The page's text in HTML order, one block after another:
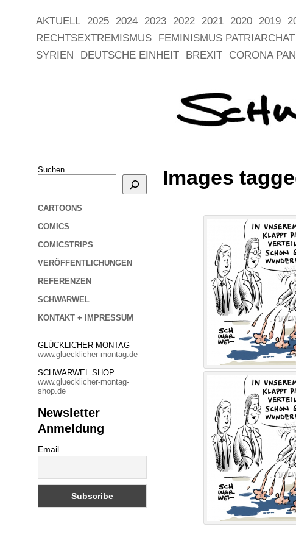
AKTUELL 2025 2024 2023 2022 2021 2020 2019
RECHTSEXTREMISMUS
FEMINISMUS PATRIARCHAT
SYRIEN
DEUTSCHE EINHEIT BREXIT CORONA
Suchen
CARTOONS
COMICS
COMICSTRIPS
VERÖFFENTLICHUNGEN
REFERENZEN
SCHWARWEL
KONTAKT + IMPRESSUM
GLÜCKLICHER MONTAG
www.gluecklicher-montag.de
SCHWARWEL SHOP
www.gluecklicher-montag-
shop.de
Newsletter
Anmeldung
Email
Images